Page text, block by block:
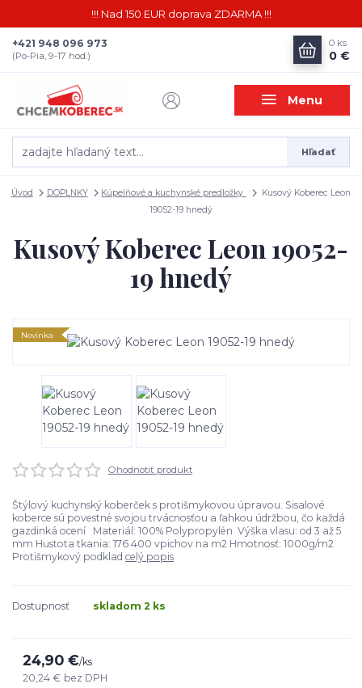
!!! Nad 150 EUR doprava ZDARMA !!!
Menu
Hľadať
+421 948 096 973
(Po-Pia, 9-17 hod.)
0 ks
0 €
Úvod DOPLNKY Kúpelňové a kuchynské predložky
Kusový Koberec Leon
19052-19 hnedý
Kusový Koberec Leon 19052-
19 hnedý
Novinka
Ohodnotiť produkt
Štýlový kuchynský koberček s protišmykovou úpravou. Sisalové
koberce sú povestné svojou trvácnosťou a ľahkou údržbou, čo každá
gazdinká ocení Materiál: 100% Polypropylén Výška vlasu: od 3 až 5
mm Hustota tkania: 176 400 vpichov na m2 Hmotnosť: 1000g/m2
Protišmykový podklad celý popis
Dostupnosť skladom 2 ks
24,90 €/ks
20,24 € bez DPH